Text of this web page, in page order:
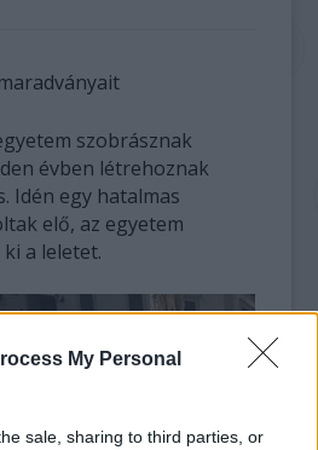
My Personal
sale, sharing to third parties, or
szobrásznak
évben létrehoznak
Idén egy hatalmas
elő, az egyetem
a leletet.